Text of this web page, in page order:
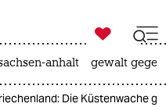

taz zahl ich
anhalt gewalt
Die Küstenwache